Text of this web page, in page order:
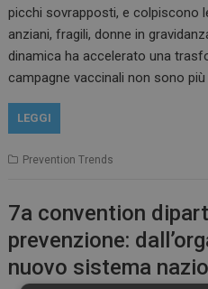
picchi sovrapposti, e colpiscono
anziani, fragili, donne in
dinamica ha accelerato una
campagne vaccinali non sono
LEGGI
Prevention Trends
7a convention
prevenzione:
nuovo sistema